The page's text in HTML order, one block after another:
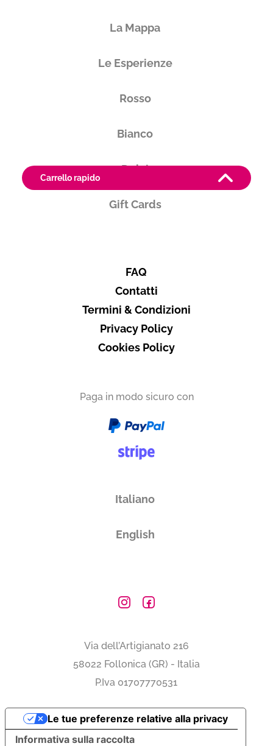
Carrello rapido
Vuoi ricevere i tuoi prodotti in
Subtotale 0,00 €
La Mappa
Le Esperienze
Rosso
Bianco
Dolci
Gift Cards
FAQ
Contatti
Termini & Condizioni
Privacy Policy
Cookies Policy
Paga in modo sicuro con
Italiano
English
Via dell’Artigianato 216
58022 Follonica (GR) - Italia
P.Iva 01707770531
Informativa sulla raccolta
Le tue preferenze relative alla privacy